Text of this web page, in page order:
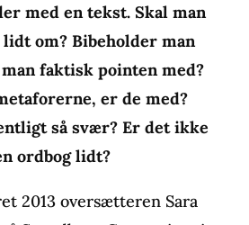
med en tekst. Skal man
om? Bibeholder man
faktisk pointen med?
er de med?
så svær? Er det ikke
ordbog lidt?
2013 oversætteren Sara